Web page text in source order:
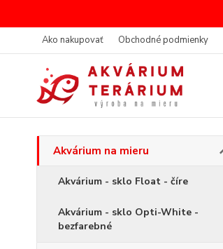
Ako nakupovať Obchodné podmienky
Akvárium na mieru
Akvárium - sklo Float - číre
Akvárium - sklo Opti-White -
bezfarebné